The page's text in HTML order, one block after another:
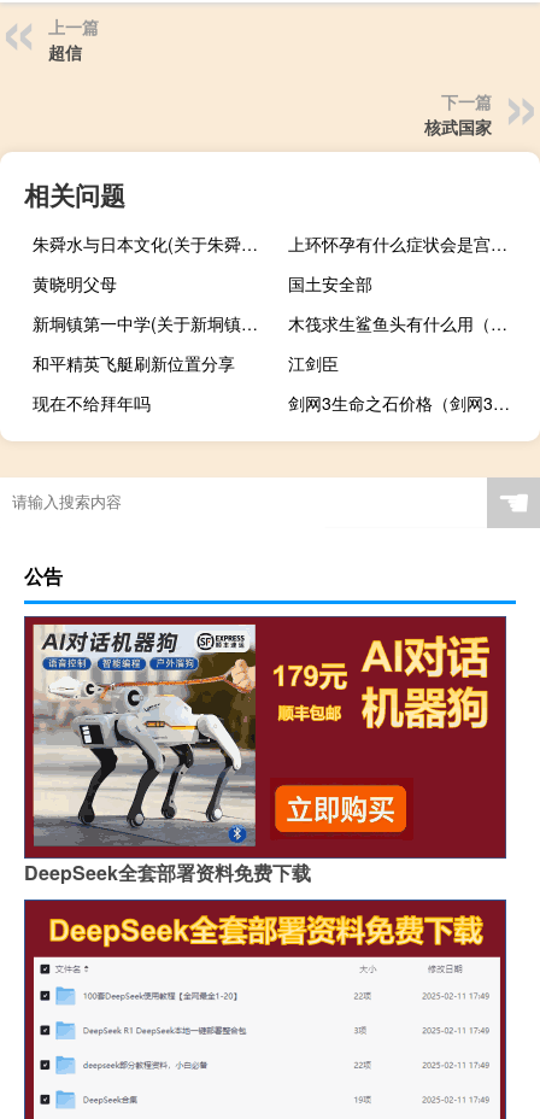
上一篇
超信
下一篇
核武国家
相关问题
朱舜水与日本文化(关于朱舜水与日本文化的简介)
上环怀孕有什么症状会是宫外孕吗（上环怀孕有什么症状）
黄晓明父母
国土安全部
新垌镇第一中学(关于新垌镇第一中学的简介)
木筏求生鲨鱼头有什么用（木筏求生鲨鱼头用法介绍）
和平精英飞艇刷新位置分享
江剑臣
现在不给拜年吗
剑网3生命之石价格（剑网3生活技能）
☚
公告
DeepSeek全套部署资料免费下载